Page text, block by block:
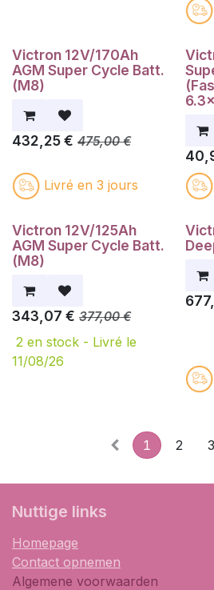
Victron 12V/170Ah
AGM Super Cycle Batt.
(M8)
432,25€ 475,00€
Livré en 3 jours
Victron 12V/125Ah
AGM Super Cycle Batt.
(M8)
343,07 € 377,00€
2 en stock - Livré le
11/08/26
1 2 3
​Nuttige links
Homepage
Contact opnemen
Algemene voorwaarden